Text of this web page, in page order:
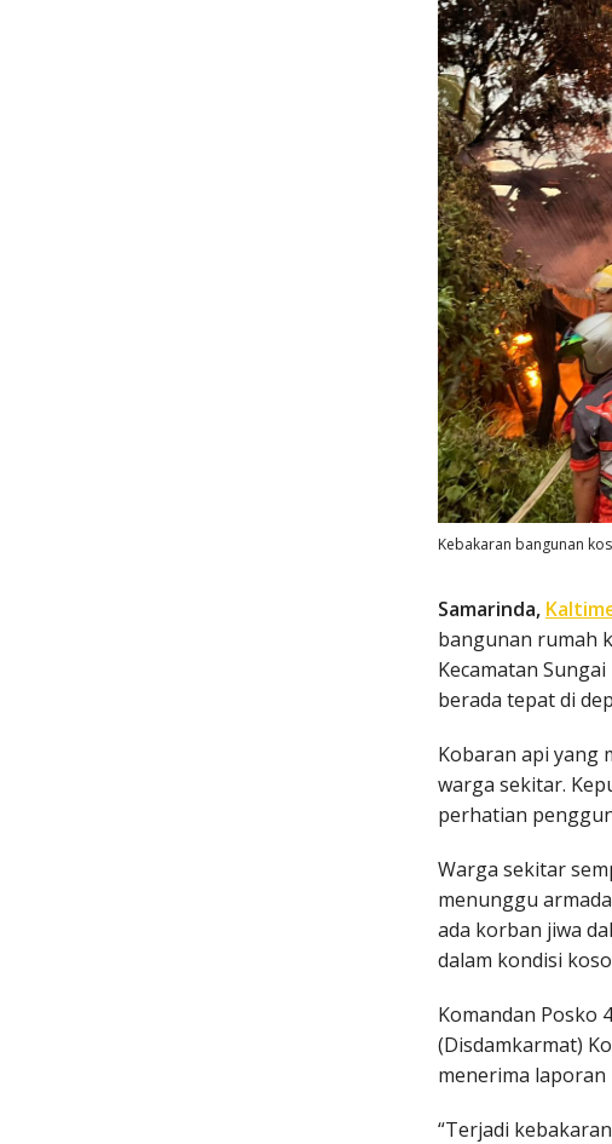
Kebakaran bangunan
Samarinda,
bangunan rumah
Kecamatan
berada tepat di
Kobaran api yang
warga sekitar.
perhatian
Warga sekitar
menunggu
ada korban jiwa
dalam kondisi
Komandan Posko
(Disdamkarmat)
menerima
“Terjadi